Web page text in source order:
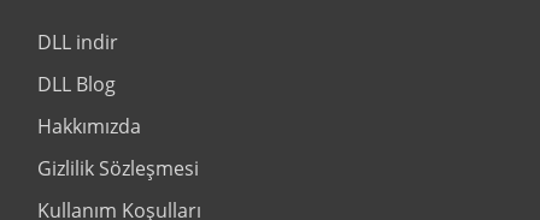
DLL indir
DLL Blog
Hakkımızda
Gizlilik Sözleşmesi
Kullanım Koşulları